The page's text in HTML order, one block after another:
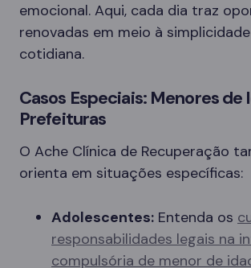
emocional. Aqui, cada dia traz
renovadas em meio à
cotidiana.
Casos Especiais: Menores de
Prefeituras
O Ache Clínica de Recuperação
orienta em situações específicas:
Adolescentes: Entenda os
responsabilidades legais na
compulsória de menor de